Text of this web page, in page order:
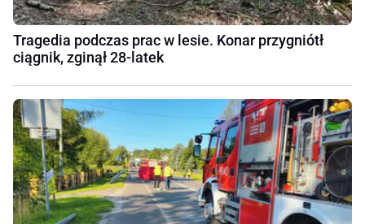
Tragedia podczas prac w lesie. Konar przygniótł
ciągnik, zginął 28-latek